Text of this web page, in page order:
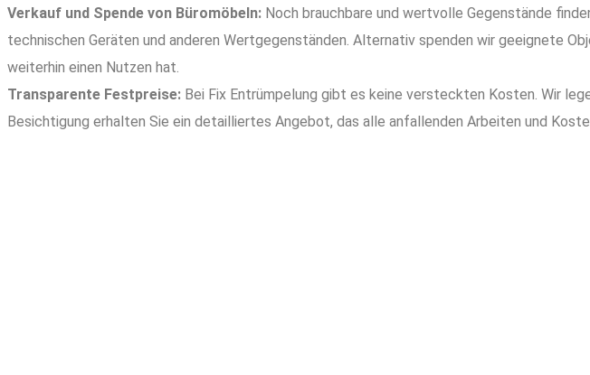
Verkauf und Spende von Büromöbeln: Noch brauchbare und wertvolle Gegenstände
technischen Geräten und anderen Wertgegenständen. Alternativ spenden wir geeignete
weiterhin einen Nutzen hat.
Transparente Festpreise: Bei Fix Entrümpelung gibt es keine versteckten Kosten. Wir
Besichtigung erhalten Sie ein detailliertes Angebot, das alle anfallenden Arbeiten und